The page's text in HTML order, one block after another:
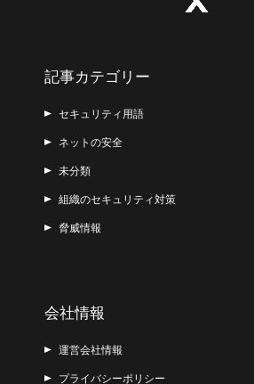
記事カテゴリー
セキュリティ用語
ネットの安全
未分類
組織のセキュリティ対策
脅威情報
会社情報
運営会社情報
プライバシーポリシー